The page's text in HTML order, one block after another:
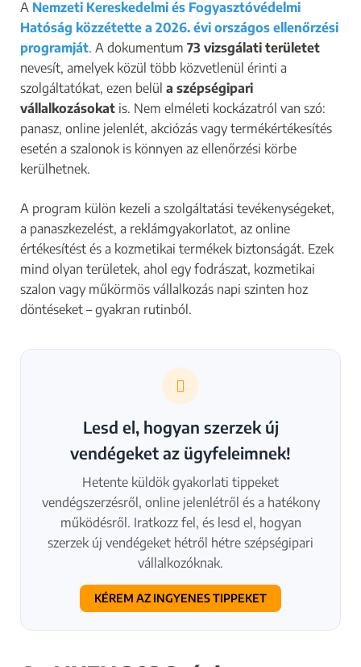
A Nemzeti Kereskedelmi és Fogyasztóvédelmi
Hatóság közzétette a 2026. évi országos ellenőrzési
programját. A dokumentum 73 vizsgálati területet
nevesít, amelyek közül több közvetlenül érinti a
szolgáltatókat, ezen belül a szépségipari
vállalkozásokat is. Nem elméleti kockázatról van szó:
panasz, online jelenlét, akciózás vagy termékértékesítés
esetén a szalonok is könnyen az ellenőrzési körbe
kerülhetnek.
A program külön kezeli a szolgáltatási tevékenységeket,
a panaszkezelést, a reklámgyakorlatot, az online
értékesítést és a kozmetikai termékek biztonságát. Ezek
mind olyan területek, ahol egy fodrászat, kozmetikai
szalon vagy műkörmös vállalkozás napi szinten hoz
döntéseket – gyakran rutinból.
Lesd el, hogyan szerzek új
vendégeket az ügyfeleimnek!
Hetente küldök gyakorlati tippeket
vendégszerzésről, online jelenlétről és a hatékony
működésről. Iratkozz fel, és lesd el, hogyan
szerzek új vendégeket hétről hétre szépségipari
vállalkozóknak.
KÉREM AZ INGYENES TIPPEKET